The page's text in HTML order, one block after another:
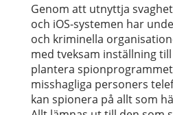
Genom att utnyttja
och iOS-systemen har
och kriminella
med tveksam inställning
plantera spionprogrammet
misshagliga personers
kan spionera på allt som